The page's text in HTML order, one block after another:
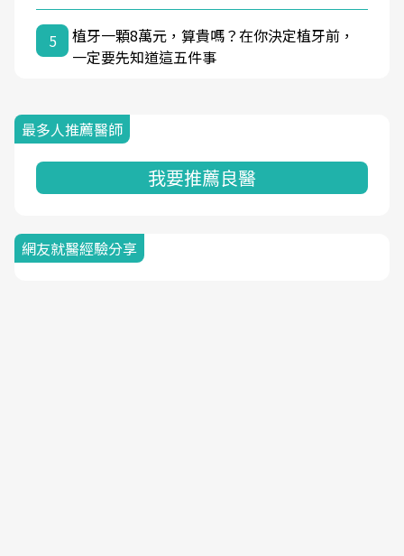
5
植牙一顆8萬元，算貴嗎？在你決定植牙前，
一定要先知道這五件事
最多人推薦醫師
我要推薦良醫
網友就醫經驗分享